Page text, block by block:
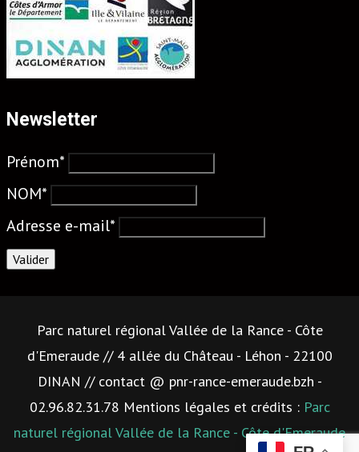
Newsletter
Prénom*
NOM*
Adresse e-mail*
Parc naturel régional Vallée de la Rance - Côte
d'Emeraude // 4 allée du Château - Léhon - 22100
DINAN // contact @ pnr-rance-emeraude.bzh -
02.96.82.31.78 Mentions légales et crédits : Parc
naturel régional Vallée de la Rance - Côte d'Emeraude